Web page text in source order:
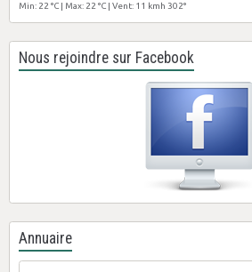
Min: 22 °C | Max: 22 °C | Vent: 11 kmh 302°
Nous rejoindre sur Facebook
Annuaire